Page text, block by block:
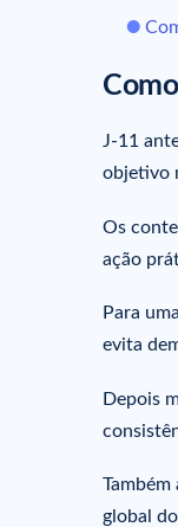
J-11
objetivo
Os
ação
Para
evita
Depois
global